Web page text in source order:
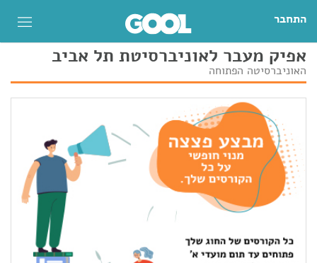
התחבר
אפיק מעבר לאוניברסיטת תל אביב
האוניברסיטה הפתוחה